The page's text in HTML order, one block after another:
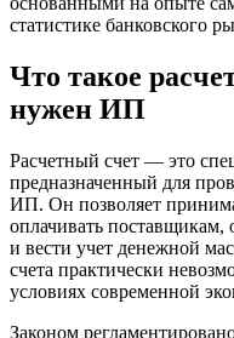
статистике банковского
Что такое
нужен ИП
Расчетный счет — это
предназначенный для
ИП. Он позволяет
оплачивать поставщикам,
и вести учет денежной
счета практически
условиях современной
Законом